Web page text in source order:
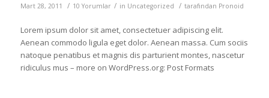
Mart 28, 2011 / 10 Yorumlar / in Uncategorized / tarafından Pronoid
Lorem ipsum dolor sit amet, consectetuer adipiscing elit.
Aenean commodo ligula eget dolor. Aenean massa. Cum sociis
natoque penatibus et magnis dis parturient montes, nascetur
ridiculus mus – more on WordPress.org: Post Formats